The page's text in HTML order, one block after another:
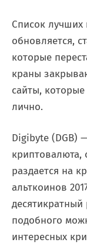
Список лучших
обновляется,
которые
краны
сайты,
лично.
Digibyte (DGB)
криптовалюта,
раздается на
альткоинов
подобного
интересных